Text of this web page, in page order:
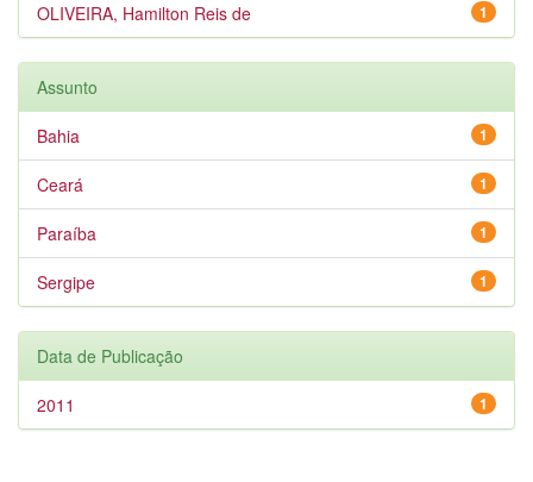
1
OLIVEIRA, Hamilton Reis de
Assunto
1
Bahia
1
Ceará
1
Paraíba
1
Sergipe
Data de Publicação
1
2011